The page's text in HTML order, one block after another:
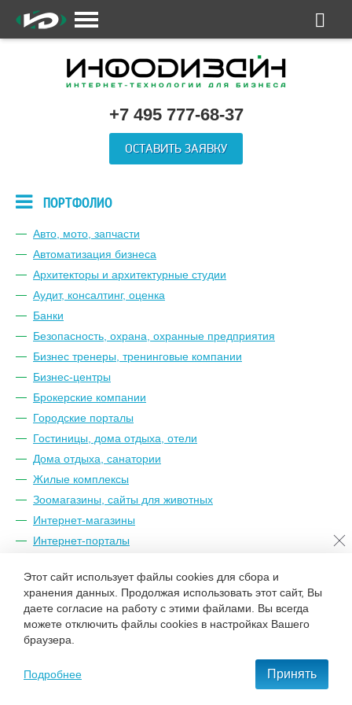
+7 495 777-68-37
ОСТАВИТЬ ЗАЯВКУ
ПОРТФОЛИО
Авто, мото, запчасти
Автоматизация бизнеса
Архитекторы и архитектурные студии
Аудит, консалтинг, оценка
Банки
Безопасность, охрана, охранные предприятия
Бизнес тренеры, тренинговые компании
Бизнес-центры
Брокерские компании
Городские порталы
Гостиницы, дома отдыха, отели
Дома отдыха, санатории
Жилые комплексы
Зоомагазины, сайты для животных
Интернет-магазины
Интернет-порталы
Климатические системы, кондиционеры
Корпоративные сайты
Лизинговые компании, кредитные брокеры
Магазины одежды и обуви
Музыкальные компании
Этот сайт использует файлы cookies для сбора и
хранения данных. Продолжая использовать этот сайт, Вы
даете согласие на работу с этими файлами. Вы всегда
можете отключить файлы cookies в настройках Вашего
браузера.
Подробнее Принять